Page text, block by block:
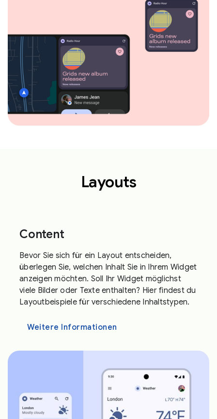
Layouts
Content
Bevor Sie sich für ein Layout entscheiden,
überlegen Sie, welchen Inhalt Sie in Ihrem Widget
anzeigen möchten. Soll Ihr Widget möglichst
viele Bilder oder Texte enthalten? Hier findest du
Layoutbeispiele für verschiedene Inhaltstypen.
Weitere Informationen